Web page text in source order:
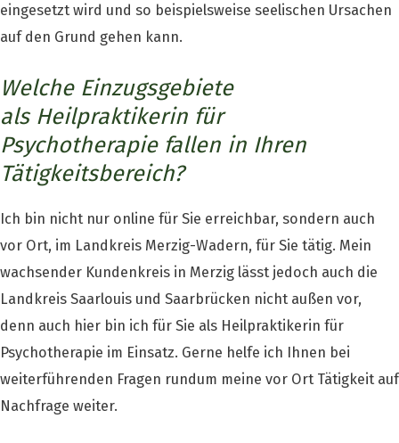
eingesetzt wird und so beispielsweise seelischen Ursachen
auf den Grund gehen kann.
Welche Einzugsgebiete
als Heilpraktikerin für
Psychotherapie fallen in Ihren
Tätigkeitsbereich?
Ich bin nicht nur online für Sie erreichbar, sondern auch
vor Ort, im Landkreis Merzig-Wadern, für Sie tätig. Mein
wachsender Kundenkreis in Merzig lässt jedoch auch die
Landkreis Saarlouis und Saarbrücken nicht außen vor,
denn auch hier bin ich für Sie als Heilpraktikerin für
Psychotherapie im Einsatz. Gerne helfe ich Ihnen bei
weiterführenden Fragen rundum meine vor Ort Tätigkeit auf
Nachfrage weiter.